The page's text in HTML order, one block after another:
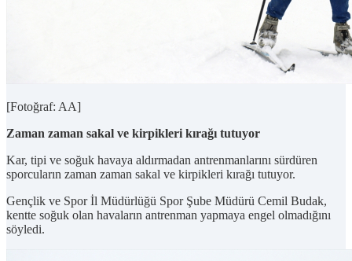
[Fotoğraf: AA]
Zaman zaman sakal ve kirpikleri kırağı tutuyor
Kar, tipi ve soğuk havaya aldırmadan antrenmanlarını sürdüren
sporcuların zaman zaman sakal ve kirpikleri kırağı tutuyor.
Gençlik ve Spor İl Müdürlüğü Spor Şube Müdürü Cemil Budak,
kentte soğuk olan havaların antrenman yapmaya engel olmadığını
söyledi.